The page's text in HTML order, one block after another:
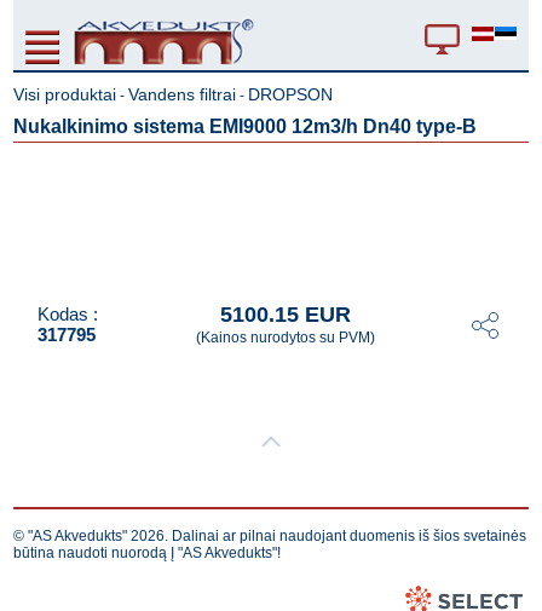
Visi produktai -Vandens filtrai - DROPSON
Nukalkinimo sistema EMI9000 12m3/h Dn40 type-B
Kodas :
317795
5100.15 EUR
(Kainos nurodytos su PVM)
© "AS Akvedukts" 2026. Dalinai ar pilnai naudojant duomenis iš šios svetainės
būtina naudoti nuorodą Į "AS Akvedukts"!